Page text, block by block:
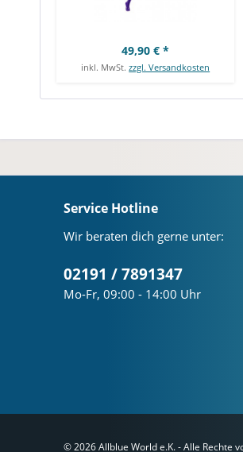
49,90 € *
inkl. MwSt.zzgl. Versandkosten
Service Hotline
Wir beraten dich gerne unter:
02191 / 7891347
Mo-Fr, 09:00 - 14:00 Uhr
© 2026 Allblue World e.K. - Alle Rechte